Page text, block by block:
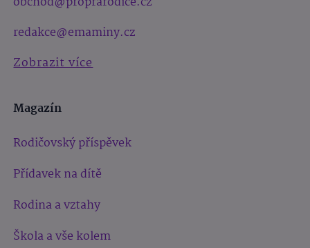
redakce@emaminy.cz
Zobrazit více
Magazín
Rodičovský příspěvek
Přídavek na dítě
Rodina a vztahy
Škola a vše kolem